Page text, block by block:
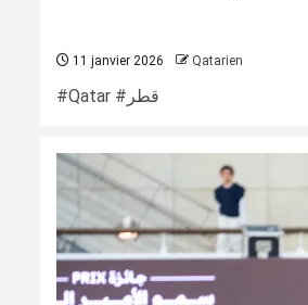
11 janvier 2026 Qatarien
#Qatar #قطر